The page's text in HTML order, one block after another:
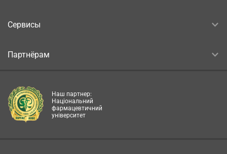
Сервисы
Партнёрам
Наш партнер:
Національний
фармацевтичний
університет